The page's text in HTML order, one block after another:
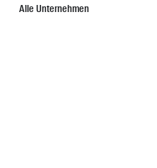
Alle Unternehmen